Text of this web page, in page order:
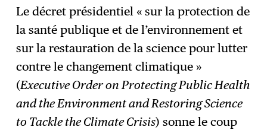
Le décret présidentiel « sur la protection de
la santé publique et de l’environnement et
sur la restauration de la science pour lutter
contre le changement climatique »
(Executive Order on Protecting Public Health
and the Environment and Restoring Science
to Tackle the Climate Crisis) sonne le coup